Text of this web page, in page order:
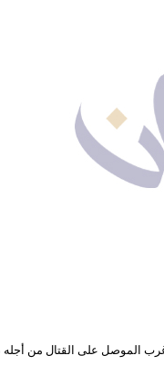
الموصل على القتال من أجله